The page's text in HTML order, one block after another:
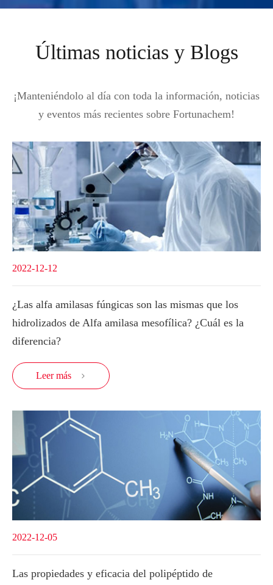
Últimas noticias y Blogs
¡Manteniéndolo al día con toda la información, noticias
y eventos más recientes sobre Fortunachem!
2022-12-12
¿Las alfa amilasas fúngicas son las mismas que los
hidrolizados de Alfa amilasa mesofílica? ¿Cuál es la
diferencia?
Leer más 
2022-12-05
Las propiedades y eficacia del polipéptido de